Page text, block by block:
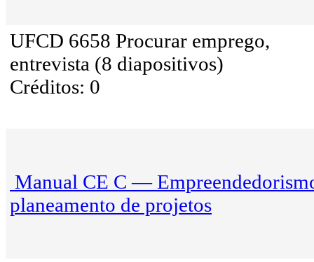
UFCD 6658 Procurar emprego,
entrevista (8 diapositivos)
Créditos: 0
Manual CE C —
planeamento de projetos